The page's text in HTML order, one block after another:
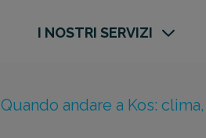
I NOSTRI SERVIZI
Quando andare a Kos: clima,